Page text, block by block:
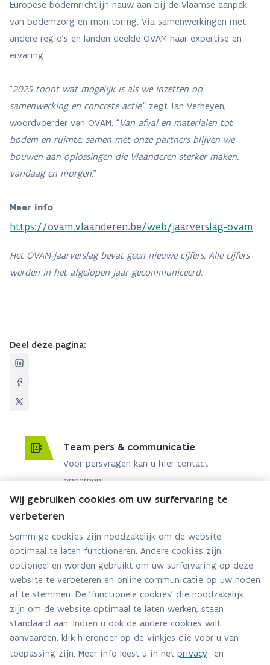
Europese bodemrichtlijn nauw aan bij de Vlaamse aanpak
van bodemzorg en monitoring. Via samenwerkingen met
andere regio’s en landen deelde OVAM haar expertise en
ervaring.
“2025 toont wat mogelijk is als we inzetten op
samenwerking en concrete actie,” zegt Jan Verheyen,
woordvoerder van OVAM. “Van afval en materialen tot
bodem en ruimte: samen met onze partners blijven we
bouwen aan oplossingen die Vlaanderen sterker maken,
vandaag en morgen.”
Meer info
https://ovam.vlaanderen.be/web/jaarverslag-ovam
Het OVAM-jaarverslag bevat geen nieuwe cijfers. Alle cijfers
werden in het afgelopen jaar gecommuniceerd.
Deel deze pagina:
Team pers & communicatie
Voor persvragen kan u hier contact
opnemen.
Hebt u een persvraag? Stel ze hier:
Via contact formulier
Alle contactgegevens
Adres
Stationsstraat 110
2800 Mechelen
Route en bereikbaarheid
Telefoon
Wij gebruiken cookies om uw surfervaring te
verbeteren
Sommige cookies zijn noodzakelijk om de website
optimaal te laten functioneren. Andere cookies zijn
optioneel en worden gebruikt om uw surfervaring op deze
website te verbeteren en online communicatie op uw noden
af te stemmen. De 'functionele cookies' die noodzakelijk
zijn om de website optimaal te laten werken, staan
standaard aan. Indien u ook de andere cookies wilt
aanvaarden, klik hieronder op de vinkjes die voor u van
toepassing zijn. Meer info leest u in het privacy- en